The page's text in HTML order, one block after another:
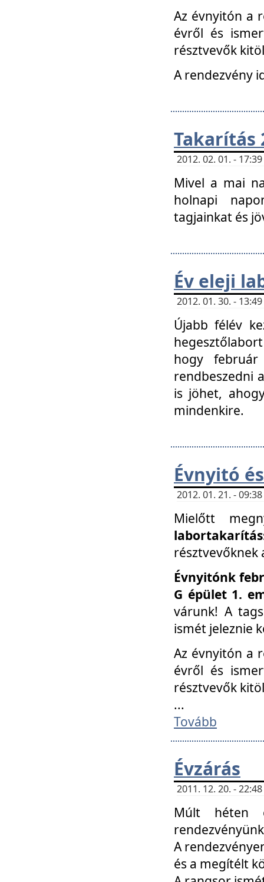
Az évnyitón a
évről és
résztvevők
A rendezvény
Takarítás
2012. 02. 01. -
Mivel a mai
holnapi
tagjainkat és
Év eleji
2012. 01. 30. -
Újabb félév
hogy
rendbeszedni
is jöhet,
mindenkire.
Évnyitó
2012. 01. 21. -
Mielőtt
labortakarítás
résztvevőknek
Évnyitónk
G épület 1.
várunk! A
ismét jeleznie
Az évnyitón a
évről és
résztvevők
...
Tovább
Évzárás
2011. 12. 20. -
Múlt héten
A
és a megítélt